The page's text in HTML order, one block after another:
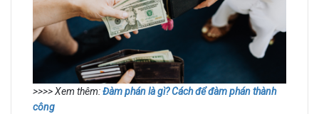
>>>> Xem thêm:Đàm phán là gì? Cách để đàm phán thành
công